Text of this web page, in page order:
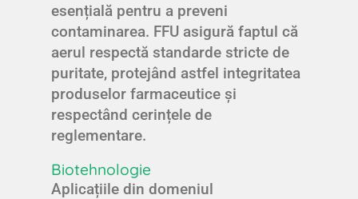
esențială pentru a preveni
contaminarea. FFU asigură faptul că
aerul respectă standarde stricte de
puritate, protejând astfel integritatea
produselor farmaceutice și
respectând cerințele de
reglementare.
Biotehnologie
Aplicațiile din domeniul